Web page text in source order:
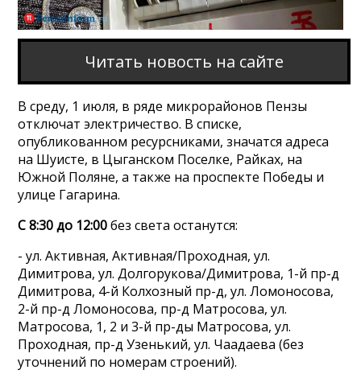
Читать новость на сайте
В среду, 1 июля, в ряде микрорайонов Пензы
отключат электричество. В списке,
опубликованном ресурсниками, значатся адреса
на Шуисте, в Цыганском Поселке, Райках, на
Южной Поляне, а также на проспекте Победы и
улице Гагарина.
С 8:30 до 12:00без света останутся:
- ул. Активная, Активная/Проходная, ул.
Димитрова, ул. Долгорукова/Димитрова, 1-й пр-д
Димитрова, 4-й Колхозный пр-д, ул. Ломоносова,
2-й пр-д Ломоносова, пр-д Матросова, ул.
Матросова, 1, 2 и 3-й пр-ды Матросова, ул.
Проходная, пр-д Узенький, ул. Чаадаева (без
уточнений по номерам строений).